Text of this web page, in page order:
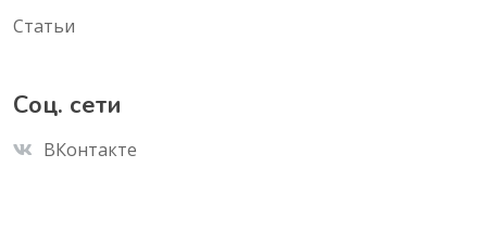
Статьи
Соц. сети
ВКонтакте